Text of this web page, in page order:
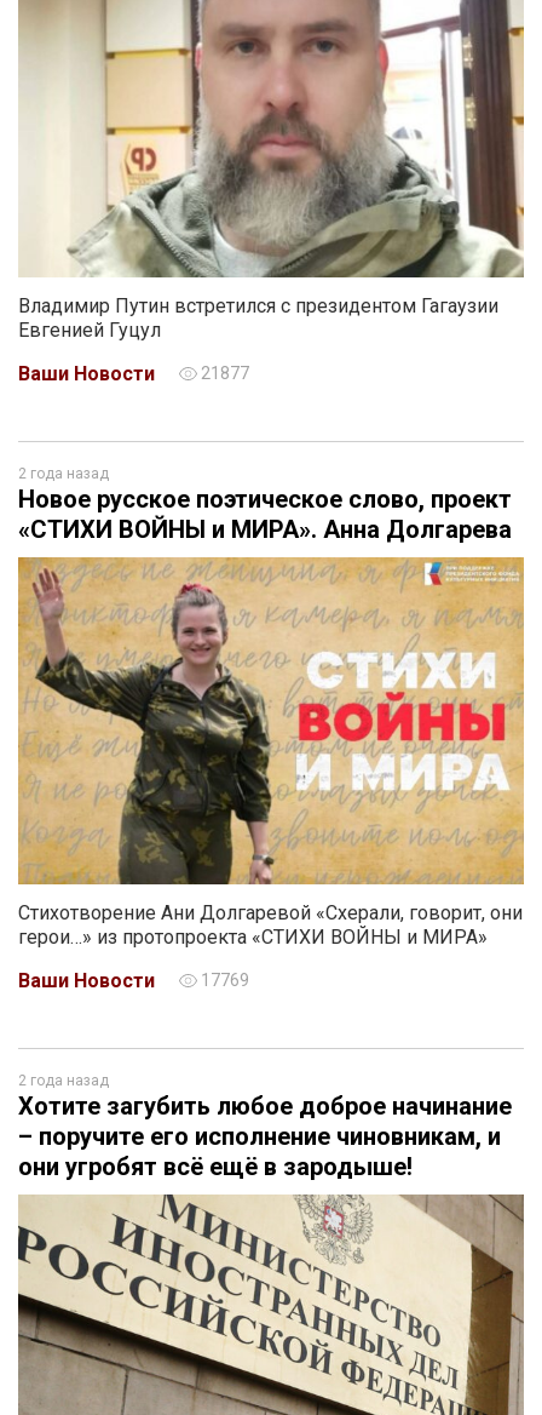
Владимир Путин встретился с президентом Гагаузии
Евгенией Гуцул
Ваши Новости
21877
2 года назад
Новое русское поэтическое слово, проект
«СТИХИ ВОЙНЫ и МИРА». Анна Долгарева
Стихотворение Ани Долгаревой «Схерали, говорит, они
герои…» из протопроекта «СТИХИ ВОЙНЫ и МИРА»
Ваши Новости
17769
2 года назад
Хотите загубить любое доброе начинание
– поручите его исполнение чиновникам, и
они угробят всё ещё в зародыше!